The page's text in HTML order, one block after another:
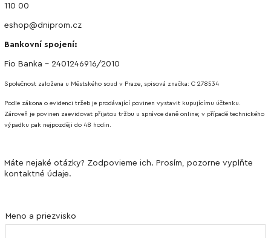
110 00
eshop@dniprom.cz
Bankovní spojení:
Fio Banka - 2401246916/2010
Společnost založena u Městského soud v Praze, spisová značka: C 278534
Podle zákona o evidenci tržeb je prodávající povinen vystavit kupujícímu účtenku.
Zároveň je povinen zaevidovat přijatou tržbu u správce daně online; v případě technického
výpadku pak nejpozději do 48 hodin.
Máte nejaké otázky? Zodpovieme ich. Prosím, pozorne vyplňte
kontaktné údaje.
Meno a priezvisko